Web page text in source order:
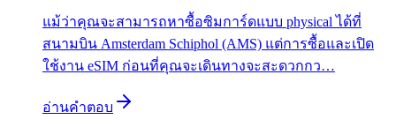
แม้ว่าคุณจะสามารถหาซื้อซิมการ์ดแบบ physical ได้ที่
สนามบิน Amsterdam Schiphol (AMS) แต่การซื้อและเปิด
ใช้งาน eSIM ก่อนที่คุณจะเดินทางจะสะดวกกว…
อ่านคำตอบ